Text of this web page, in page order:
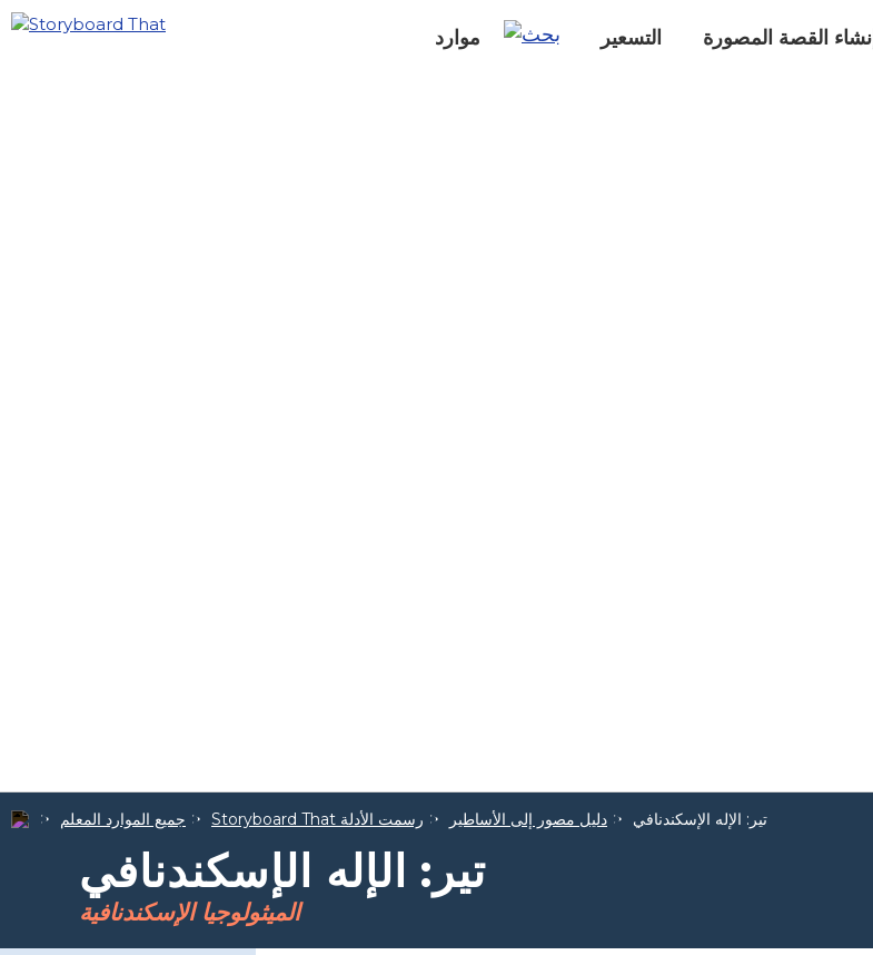
موارد التسعير إنشاء القصة المصورة
جميع الموارد المعلم Storyboard That رسمت الأدلة دليل مصور إلى الأساطير تير: الإله الإسكندنافي
تير: الإله الإسكندنافي
الميثولوجيا الإسكندنافية